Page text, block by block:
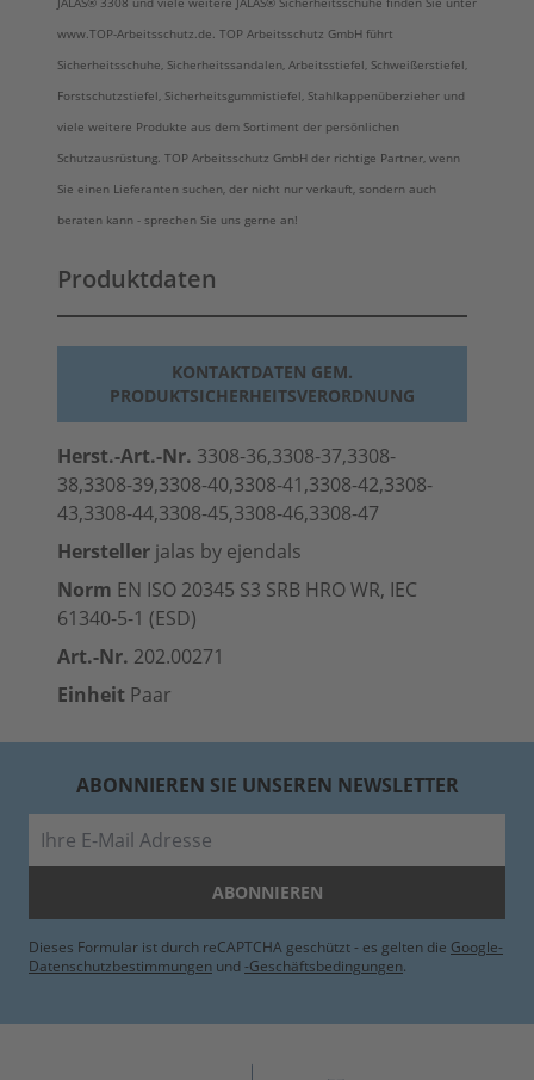
www.TOP-Arbeitsschutz.de. TOP Arbeitsschutz GmbH führt
Sicherheitsschuhe, Sicherheitssandalen, Arbeitsstiefel, Schweißerstiefel,
Forstschutzstiefel, Sicherheitsgummistiefel, Stahlkappenüberzieher und
viele weitere Produkte aus dem Sortiment der persönlichen
Schutzausrüstung. TOP Arbeitsschutz GmbH der richtige Partner, wenn
Sie einen Lieferanten suchen, der nicht nur verkauft, sondern auch
beraten kann - sprechen Sie uns gerne an!
Produktdaten
KONTAKTDATEN GEM.
PRODUKTSICHERHEITSVERORDNUNG
Herst.-Art.-Nr. 3308-36,3308-37,3308-
38,3308-39,3308-40,3308-41,3308-42,3308-
43,3308-44,3308-45,3308-46,3308-47
Hersteller jalas by ejendals
Norm EN ISO 20345 S3 SRB HRO WR, IEC
61340-5-1 (ESD)
Art.-Nr. 202.00271
Einheit Paar
ABONNIEREN SIE UNSEREN NEWSLETTER
ABONNIEREN
Dieses Formular ist durch reCAPTCHA geschützt - es gelten die Google-
Datenschutzbestimmungen und -Geschäftsbedingungen.